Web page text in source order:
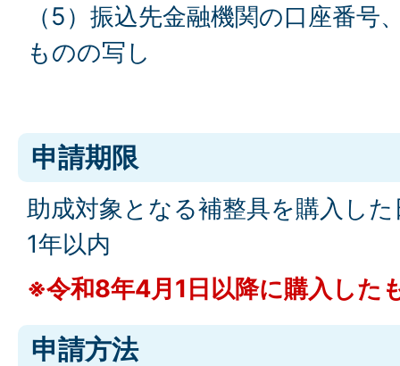
（5）振込先金融機関の口座番号
ものの写し
申請期限
助成対象となる補整具を購入し
1年以内
※令和8年4月1日以降に購入した
申請方法